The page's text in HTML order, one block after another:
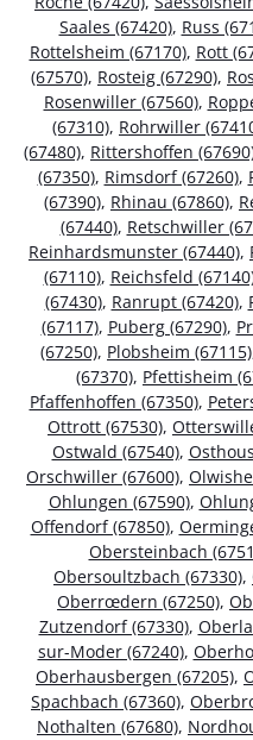
Saales (67420), Russ
Rottelsheim (67170), Rott
(67570), Rosteig (67290),
Rosenwiller (67560),
(67310), Rohrwiller
(67480), Rittershoffen
(67350), Rimsdorf (67260),
(67390), Rhinau (67860),
(67440), Retschwiller
Reinhardsmunster (67440),
(67110), Reichsfeld
(67430), Ranrupt (67420),
(67117), Puberg (67290),
(67250), Plobsheim (67115)
(67370), Pfettisheim
Pfaffenhoffen (67350),
Ottrott (67530),
Ostwald (67540),
Orschwiller (67600),
Ohlungen (67590),
Offendorf (67850),
Obersteinbach
Obersoultzbach (67330),
Oberrœdern (67250),
Zutzendorf (67330),
sur-Moder (67240),
Oberhausbergen (67205),
Spachbach (67360),
Nothalten (67680),